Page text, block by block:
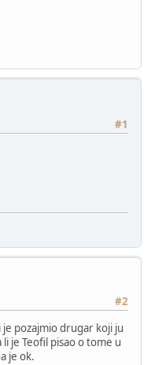
#1
#2
pozajmio drugar koji ju
je Teofil pisao o tome u
je ok.